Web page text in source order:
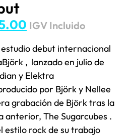
IGV Incluido
debut internacional
Björk , lanzado en julio de
y Elektra
por Björk y Nellee
grabación de Björk tras la
anterior, The Sugarcubes .
estilo rock de su trabajo